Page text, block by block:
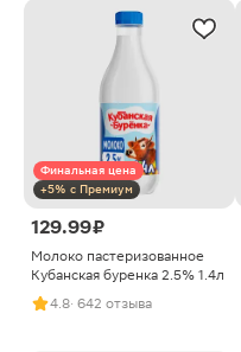
Финальная цена
+5% с Премиум
129.99 ₽
Молоко пастеризованное
Кубанская буренка 2.5% 1.4л
4.8· 642 отзыва